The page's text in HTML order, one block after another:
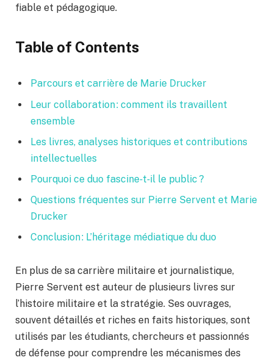
fiable et pédagogique.
Table of Contents
Parcours et carrière de Marie Drucker
Leur collaboration : comment ils travaillent
ensemble
Les livres, analyses historiques et contributions
intellectuelles
Pourquoi ce duo fascine‑t‑il le public ?
Questions fréquentes sur Pierre Servent et Marie
Drucker
Conclusion : L’héritage médiatique du duo
En plus de sa carrière militaire et journalistique,
Pierre Servent est auteur de plusieurs livres sur
l’histoire militaire et la stratégie. Ses ouvrages,
souvent détaillés et riches en faits historiques, sont
utilisés par les étudiants, chercheurs et passionnés
de défense pour comprendre les mécanismes des